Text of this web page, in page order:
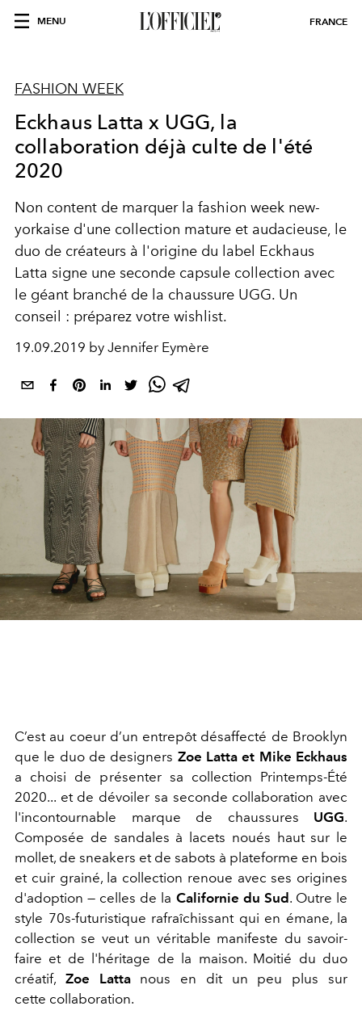
MENU FRANCE
FASHION WEEK
Eckhaus Latta x UGG, la
collaboration déjà culte de l'été
2020
Non content de marquer la fashion week new-
yorkaise d'une collection mature et audacieuse, le
duo de créateurs à l'origine du label Eckhaus
Latta signe une seconde capsule collection avec
le géant branché de la chaussure UGG. Un
conseil : préparez votre wishlist.
19.09.2019 by Jennifer Eymère
C’est au coeur d’un entrepôt désaffecté de Brooklyn
que le duo de designers Zoe Latta et Mike Eckhaus
a choisi de présenter sa collection Printemps-Été
2020... et de dévoiler sa seconde collaboration avec
l'incontournable marque de chaussures UGG.
Composée de sandales à lacets noués haut sur le
mollet, de sneakers et de sabots à plateforme en bois
et cuir grainé, la collection renoue avec ses origines
d'adoption — celles de la Californie du Sud. Outre le
style 70s-futuristique rafraîchissant qui en émane, la
collection se veut un véritable manifeste du savoir-
faire et de l'héritage de la maison. Moitié du duo
créatif, Zoe Lattanous en dit un peu plus sur
cette collaboration.